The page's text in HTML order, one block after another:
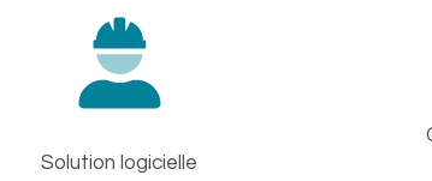
Solution logicielle